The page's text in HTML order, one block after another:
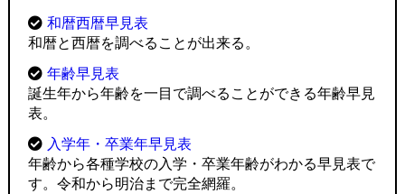
和暦西暦早見表
和暦と西暦を調べることが出来る。
年齢早見表
誕生年から年齢を一目で調べることができる年齢早見
表。
入学年・卒業年早見表
年齢から各種学校の入学・卒業年齢がわかる早見表で
す。令和から明治まで完全網羅。